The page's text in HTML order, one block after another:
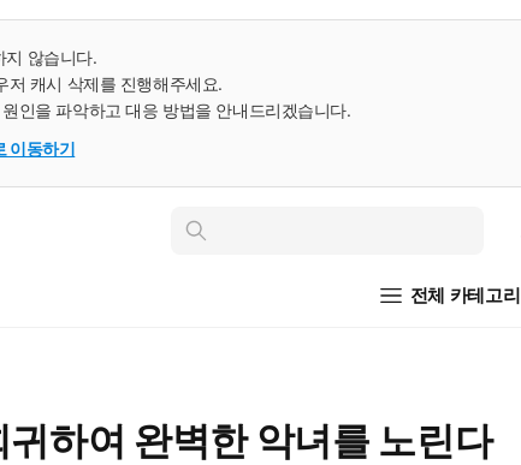
지 않습니다.
저 캐시 삭제를 진행해주세요.
인을 파악하고 대응 방법을 안내드리겠습니다.
이동하기
인
전체 카테고리
하여 완벽한 악녀를 노린다